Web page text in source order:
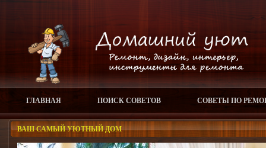
ГЛАВНАЯ ПОИСК СОВЕТОВ СОВЕТЫ ПО
ВАШ САМЫЙ УЮТНЫЙ ДОМ